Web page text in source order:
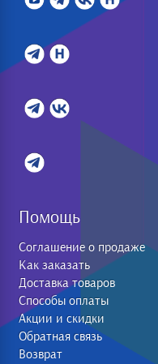
Помощь
Соглашение о продаже
Как заказать
Доставка товаров
Способы оплаты
Акции и скидки
Обратная связь
Возврат